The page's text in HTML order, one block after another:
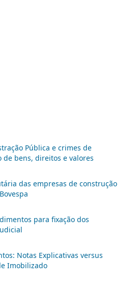
Pública e crimes de
de bens, direitos e valores
das empresas de construção
para fixação dos
Notas Explicativas versus
Imobilizado